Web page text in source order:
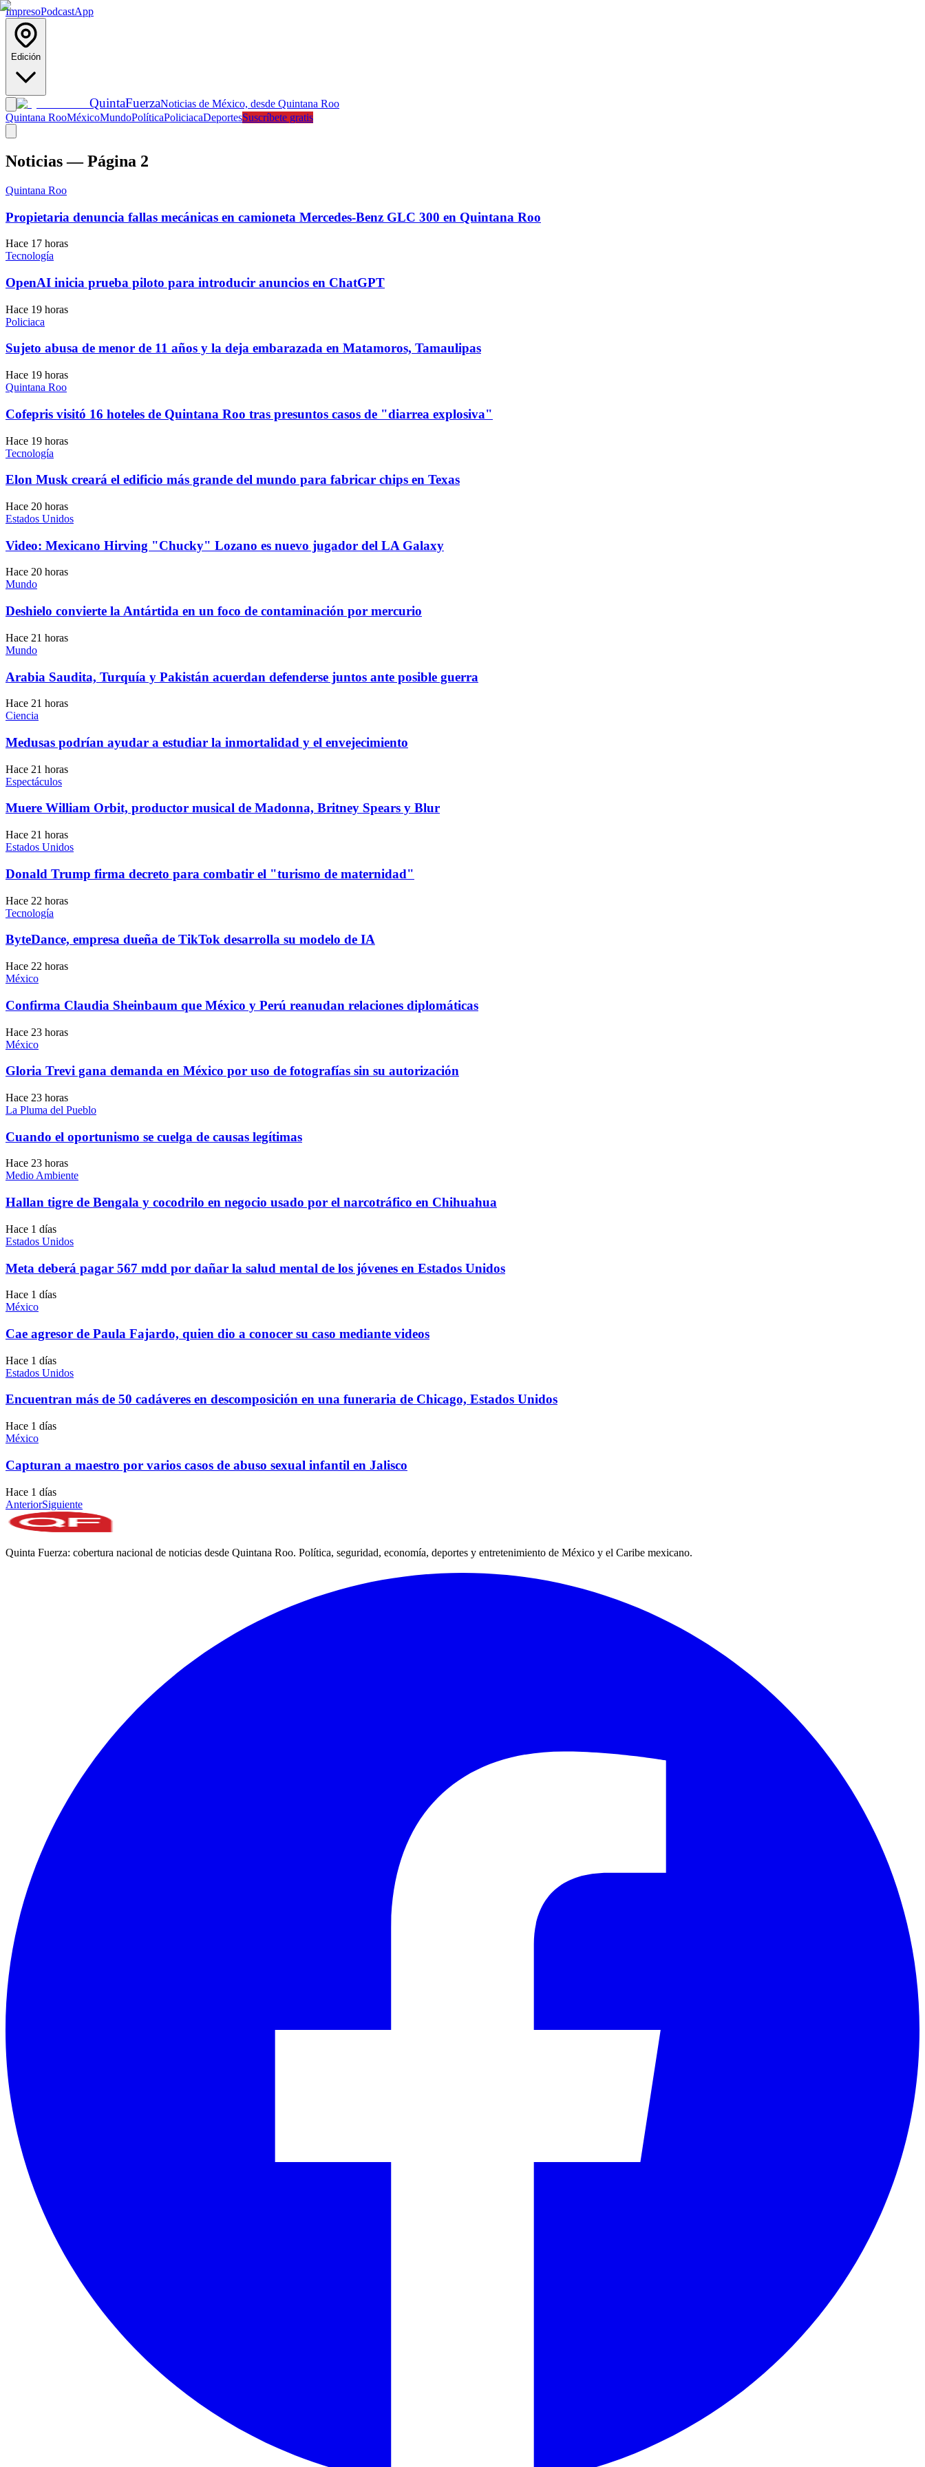
ImpresoPodcastApp
Edición
QuintaFuerzaNoticias de México, desde Quintana Roo
Quintana RooMéxicoMundoPolíticaPoliciacaDeportesSuscríbete gratis
Noticias — Página 2
Quintana Roo
Propietaria denuncia fallas mecánicas en camioneta Mercedes-Benz GLC 300 en Quintana Roo
Hace 17 horas
Tecnología
OpenAI inicia prueba piloto para introducir anuncios en ChatGPT
Hace 19 horas
Policiaca
Sujeto abusa de menor de 11 años y la deja embarazada en Matamoros, Tamaulipas
Hace 19 horas
Quintana Roo
Cofepris visitó 16 hoteles de Quintana Roo tras presuntos casos de "diarrea explosiva"
Hace 19 horas
Tecnología
Elon Musk creará el edificio más grande del mundo para fabricar chips en Texas
Hace 20 horas
Estados Unidos
Video: Mexicano Hirving "Chucky" Lozano es nuevo jugador del LA Galaxy
Hace 20 horas
Mundo
Deshielo convierte la Antártida en un foco de contaminación por mercurio
Hace 21 horas
Mundo
Arabia Saudita, Turquía y Pakistán acuerdan defenderse juntos ante posible guerra
Hace 21 horas
Ciencia
Medusas podrían ayudar a estudiar la inmortalidad y el envejecimiento
Hace 21 horas
Espectáculos
Muere William Orbit, productor musical de Madonna, Britney Spears y Blur
Hace 21 horas
Estados Unidos
Donald Trump firma decreto para combatir el "turismo de maternidad"
Hace 22 horas
Tecnología
ByteDance, empresa dueña de TikTok desarrolla su modelo de IA
Hace 22 horas
México
Confirma Claudia Sheinbaum que México y Perú reanudan relaciones diplomáticas
Hace 23 horas
México
Gloria Trevi gana demanda en México por uso de fotografías sin su autorización
Hace 23 horas
La Pluma del Pueblo
Cuando el oportunismo se cuelga de causas legítimas
Hace 23 horas
Medio Ambiente
Hallan tigre de Bengala y cocodrilo en negocio usado por el narcotráfico en Chihuahua
Hace 1 días
Estados Unidos
Meta deberá pagar 567 mdd por dañar la salud mental de los jóvenes en Estados Unidos
Hace 1 días
México
Cae agresor de Paula Fajardo, quien dio a conocer su caso mediante videos
Hace 1 días
Estados Unidos
Encuentran más de 50 cadáveres en descomposición en una funeraria de Chicago, Estados Unidos
Hace 1 días
México
Capturan a maestro por varios casos de abuso sexual infantil en Jalisco
Hace 1 días
AnteriorSiguiente
Quinta Fuerza: cobertura nacional de noticias desde Quintana Roo. Política, seguridad, economía, deportes y entretenimiento de México y el Caribe mexicano.